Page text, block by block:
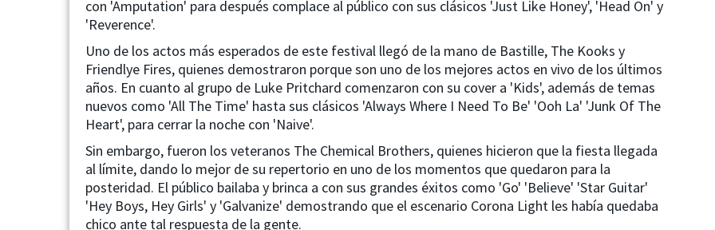
con 'Amputation' para después complace al público con sus clásicos 'Just Like Honey', 'Head On' y
'Reverence'.
Uno de los actos más esperados de este festival llegó de la mano de Bastille, The Kooks y
Friendlye Fires, quienes demostraron porque son uno de los mejores actos en vivo de los últimos
años. En cuanto al grupo de Luke Pritchard comenzaron con su cover a 'Kids', además de temas
nuevos como 'All The Time' hasta sus clásicos 'Always Where I Need To Be' 'Ooh La' 'Junk Of The
Heart', para cerrar la noche con 'Naive'.
Sin embargo, fueron los veteranos The Chemical Brothers, quienes hicieron que la fiesta llegada
al límite, dando lo mejor de su repertorio en uno de los momentos que quedaron para la
posteridad. El público bailaba y brinca a con sus grandes éxitos como 'Go' 'Believe' 'Star Guitar'
'Hey Boys, Hey Girls' y 'Galvanize' demostrando que el escenario Corona Light les había quedaba
chico ante tal respuesta de la gente.